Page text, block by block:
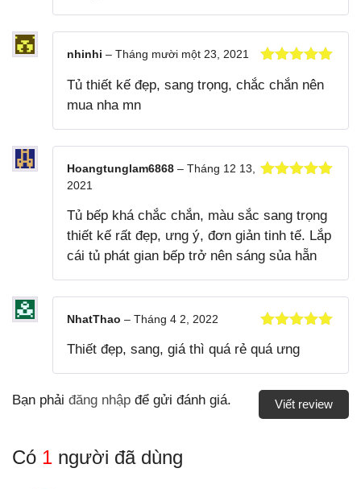
hạng55
nhinhi – Tháng mười một 23, 2021
Tủ thiết kế đẹp, sang trọng, chắc chắn nên
mua nha mn
sao
Hoangtunglam6868 – Tháng 12 13,
2021
Tủ bếp khá chắc chắn, màu sắc sang trọng
thiết kế rất đẹp, ưng ý, đơn giản tinh tế. Lắp
cái tủ phát gian bếp trở nên sáng sủa hẵn
hạng5
NhatThao – Tháng 4 2, 2022
Thiết đẹp, sang, giá thì quá rẻ quá ưng
Viết review
Bạn phải đăng nhập để gửi đánh giá.
Có 1 người đã dùng